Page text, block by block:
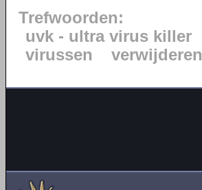
Trefwoorden:
uvk - ultra virus killer
virussen
verwijderen